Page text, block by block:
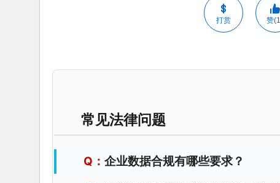
打赏 赞
常见法律问题
企业数据合规有哪些要求？